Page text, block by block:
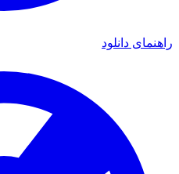
راهنمای دانلود